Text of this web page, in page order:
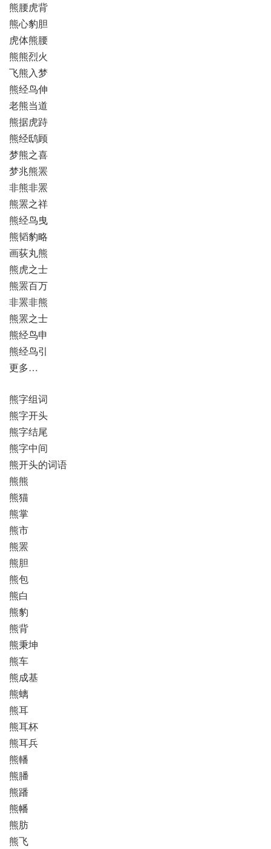
熊腰虎背
熊心豹胆
虎体熊腰
熊熊烈火
飞熊入梦
熊经鸟伸
老熊当道
熊据虎跱
熊经鸱顾
梦熊之喜
梦兆熊罴
非熊非罴
熊罴之祥
熊经鸟曳
熊韬豹略
画荻丸熊
熊虎之士
熊罴百万
非罴非熊
熊罴之士
熊经鸟申
熊经鸟引
更多…
熊字组词
熊字开头
熊字结尾
熊字中间
熊开头的词语
熊熊
熊猫
熊掌
熊市
熊罴
熊胆
熊包
熊白
熊豹
熊背
熊秉坤
熊车
熊成基
熊螭
熊耳
熊耳杯
熊耳兵
熊轓
熊膰
熊蹯
熊幡
熊肪
熊飞